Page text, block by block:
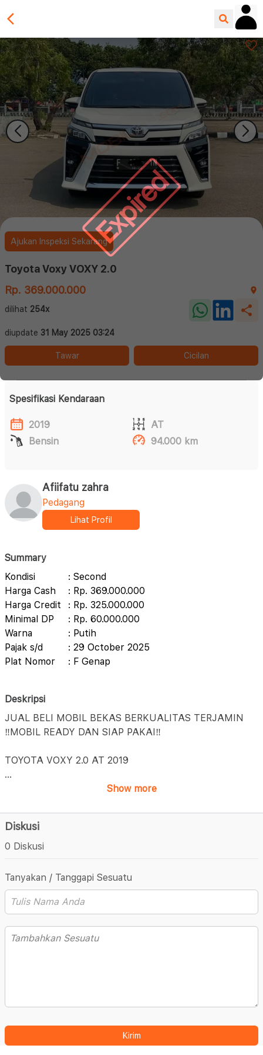
Expired
Ajukan Inspeksi Sekarang
Toyota Voxy VOXY 2.0
Rp. 369.000.000
dilihat 254x
diupdate 31 May 2025 03:24
Tawar Cicilan
Spesifikasi Kendaraan
2019
AT
Bensin
94.000 km
Afiifatu zahra
Pedagang
Lihat Profil
Summary
Kondisi
: Second
Harga Cash
: Rp. 369.000.000
Harga Credit
: Rp. 325.000.000
Minimal DP
: Rp. 60.000.000
Warna
: Putih
Pajak s/d
: 29 October 2025
Plat Nomor
: F Genap
Deskripsi
JUAL BELI MOBIL BEKAS BERKUALITAS TERJAMIN
‼️MOBIL READY DAN SIAP PAKAI‼️
TOYOTA VOXY 2.0 AT 2019
...
Show more
Diskusi
0 Diskusi
Tanyakan / Tanggapi Sesuatu
Kirim